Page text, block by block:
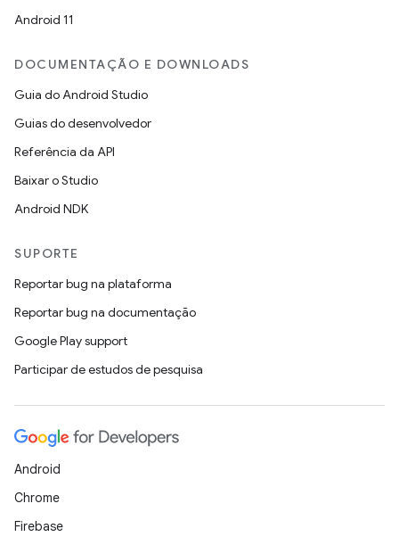
Android 11
DOCUMENTAÇÃO E DOWNLOADS
Guia do Android Studio
Guias do desenvolvedor
Referência da API
Baixar o Studio
Android NDK
SUPORTE
Reportar bug na plataforma
Reportar bug na documentação
Google Play support
Participar de estudos de pesquisa
Android
Chrome
Firebase